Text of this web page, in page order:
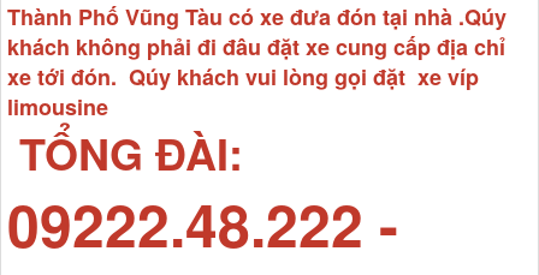
Thành Phố Vũng Tàu có xe đưa đón tại nhà .Qúy
khách không phải đi đâu đặt xe cung cấp địa chỉ
xe tới đón. Qúy khách vui lòng gọi đặt xe víp
limousine
TỔNG ĐÀI:
09222.48.222 -